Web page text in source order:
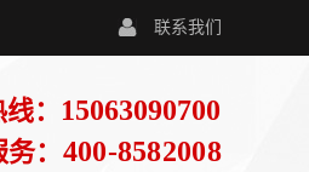
联系我们
： 15063090700
： 400-8582008